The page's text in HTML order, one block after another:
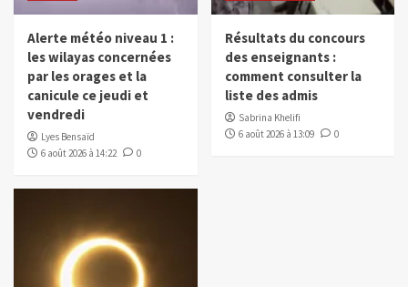
Alerte météo niveau 1 :
les wilayas concernées
par les orages et la
canicule ce jeudi et
vendredi
Lyes Bensaïd
6 août 2026 à 14:22
0
Résultats du concours
des enseignants :
comment consulter la
liste des admis
Sabrina Khelifi
6 août 2026 à 13:09
0